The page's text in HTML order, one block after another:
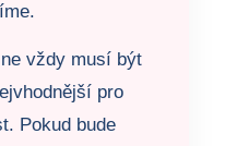
vždy musí být
pro
Pokud bude